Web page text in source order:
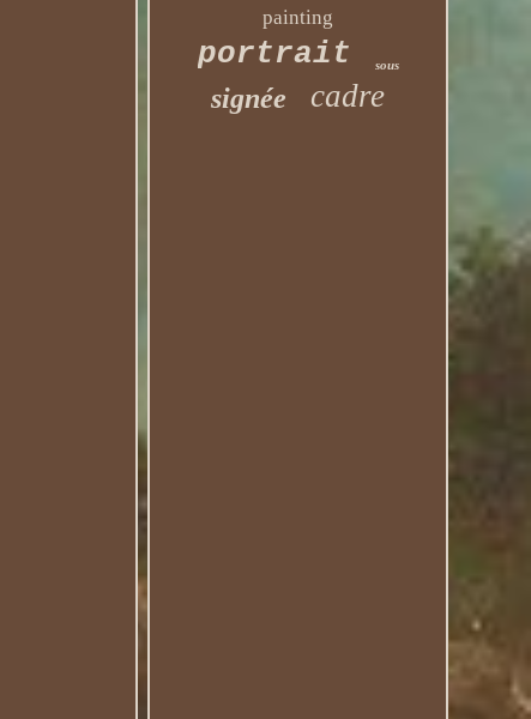
painting
portrait sous
signée cadre